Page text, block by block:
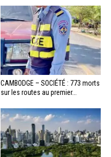
CAMBODGE – SOCIÉTÉ : 773 morts
sur les routes au premier...